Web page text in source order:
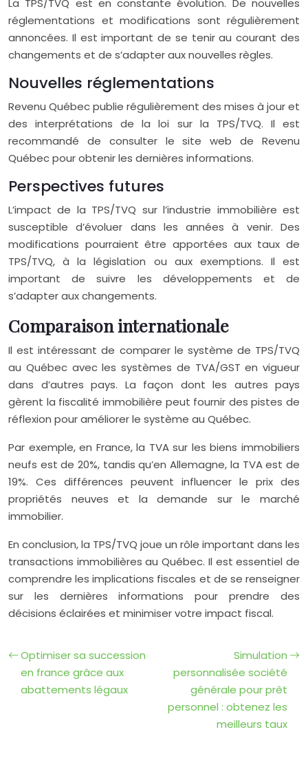
La TPS/TVQ est en constante évolution. De nouvelles
réglementations et modifications sont régulièrement
annoncées. Il est important de se tenir au courant des
changements et de s’adapter aux nouvelles règles.
Nouvelles réglementations
Revenu Québec publie régulièrement des mises à jour et
des interprétations de la loi sur la TPS/TVQ. Il est
recommandé de consulter le site web de Revenu
Québec pour obtenir les dernières informations.
Perspectives futures
L’impact de la TPS/TVQ sur l’industrie immobilière est
susceptible d’évoluer dans les années à venir. Des
modifications pourraient être apportées aux taux de
TPS/TVQ, à la législation ou aux exemptions. Il est
important de suivre les développements et de
s’adapter aux changements.
Comparaison internationale
Il est intéressant de comparer le système de TPS/TVQ
au Québec avec les systèmes de TVA/GST en vigueur
dans d’autres pays. La façon dont les autres pays
gèrent la fiscalité immobilière peut fournir des pistes de
réflexion pour améliorer le système au Québec.
Par exemple, en France, la TVA sur les biens immobiliers
neufs est de 20%, tandis qu’en Allemagne, la TVA est de
19%. Ces différences peuvent influencer le prix des
propriétés neuves et la demande sur le marché
immobilier.
En conclusion, la TPS/TVQ joue un rôle important dans les
transactions immobilières au Québec. Il est essentiel de
comprendre les implications fiscales et de se renseigner
sur les dernières informations pour prendre des
décisions éclairées et minimiser votre impact fiscal.
Optimiser sa succession
en france grâce aux
abattements légaux
Simulation
personnalisée société
générale pour prêt
personnel : obtenez les
meilleurs taux